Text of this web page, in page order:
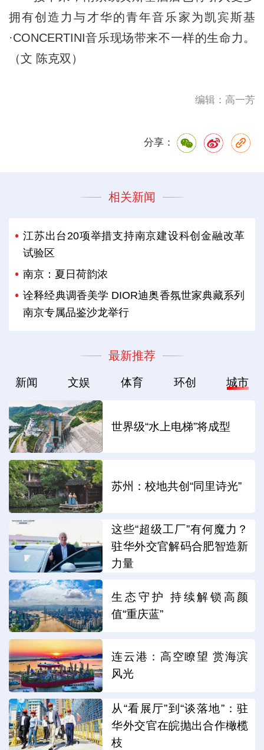
拥有创造力与才华的青年音乐家为凯宾斯基
·CONCERTINI音乐现场带来不一样的生命力。
（文 陈克双）
编辑：高一芳
分享：
相关新闻
江苏出台20项举措支持南京建设科创金融改革
试验区
南京：夏日荷韵浓
诠释经典调香美学 DIOR迪奥香氛世家典藏系列
南京专属品鉴沙龙举行
最新推荐
新闻 文娱 体育 环创 城市
世界级“水上电梯”将成型
苏州：校地共创“同里诗光”
这些“超级工厂”有何魔力？
驻华外交官解码合肥智造新
力量
生态守护 持续解锁高颜
值“重庆蓝”
连云港：高空瞭望 赏海滨
风光
从“看展厅”到“谈落地”：驻
华外交官在皖抛出合作橄榄
枝